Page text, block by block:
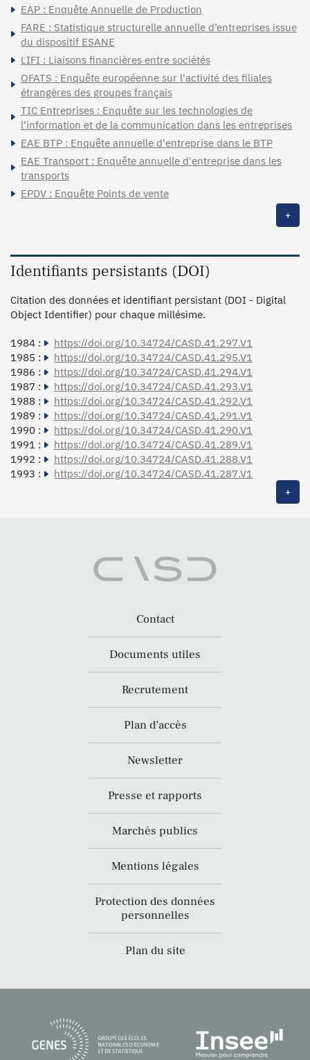
EAP : Enquête Annuelle de Production
FARE : Statistique structurelle annuelle d’entreprises issue
du dispositif ESANE
LIFI : Liaisons financières entre sociétés
OFATS : Enquête européenne sur l'activité des filiales
étrangères des groupes français
TIC Entreprises : Enquête sur les technologies de
l'information et de la communication dans les entreprises
EAE BTP : Enquête annuelle d'entreprise dans le BTP
EAE Transport : Enquête annuelle d'entreprise dans les
transports
EPDV : Enquête Points de vente
+
Identifiants persistants (DOI)
Citation des données et identifiant persistant (DOI - Digital
Object Identifier) pour chaque millésime.
1984 :
https://doi.org/10.34724/CASD.41.297.V1
1985 :
https://doi.org/10.34724/CASD.41.295.V1
1986 :
https://doi.org/10.34724/CASD.41.294.V1
1987 :
https://doi.org/10.34724/CASD.41.293.V1
1988 :
https://doi.org/10.34724/CASD.41.292.V1
1989 :
https://doi.org/10.34724/CASD.41.291.V1
1990 :
https://doi.org/10.34724/CASD.41.290.V1
1991 :
https://doi.org/10.34724/CASD.41.289.V1
1992 :
https://doi.org/10.34724/CASD.41.288.V1
1993 :
https://doi.org/10.34724/CASD.41.287.V1
+
Contact
Documents utiles
Recrutement
Plan d’accès
Newsletter
Presse et rapports
Marchés publics
Mentions légales
Protection des données
personnelles
Plan du site